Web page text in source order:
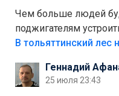
Чем больше людей
поджигателям
костры,тех надо
Штрафы мизерные.
Геннадий
25 июля 23:43